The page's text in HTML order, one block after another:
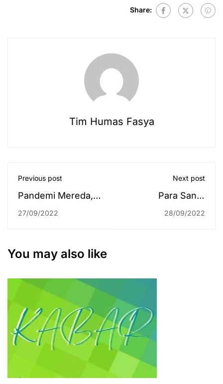
Share:
Tim Humas Fasya
Previous post
Pandemi Mereda,
Mikwa Kembali
27/09/2022
Next post
Para Santri
Pesantren
28/09/2022
You may also like